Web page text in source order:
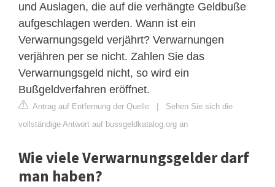
und Auslagen, die auf die verhängte Geldbuße
aufgeschlagen werden. Wann ist ein
Verwarnungsgeld verjährt? Verwarnungen
verjähren per se nicht. Zahlen Sie das
Verwarnungsgeld nicht, so wird ein
Bußgeldverfahren eröffnet.
Antrag auf Entfernung der Quelle
Sehen Sie sich die
vollständige Antwort auf bussgeldkatalog.org an
Wie viele Verwarnungsgelder darf
man haben?